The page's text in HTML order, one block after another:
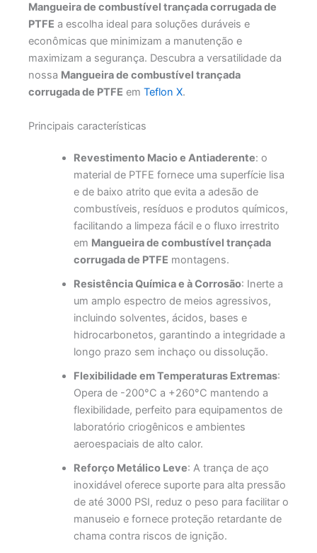
Mangueira de combustível trançada corrugada de
PTFE a escolha ideal para soluções duráveis e
econômicas que minimizam a manutenção e
maximizam a segurança. Descubra a versatilidade da
nossa Mangueira de combustível trançada
corrugada de PTFE em Teflon X.
Principais características
Revestimento Macio e Antiaderente: o
material de PTFE fornece uma superfície lisa
e de baixo atrito que evita a adesão de
combustíveis, resíduos e produtos químicos,
facilitando a limpeza fácil e o fluxo irrestrito
em Mangueira de combustível trançada
corrugada de PTFE montagens.
Resistência Química e à Corrosão: Inerte a
um amplo espectro de meios agressivos,
incluindo solventes, ácidos, bases e
hidrocarbonetos, garantindo a integridade a
longo prazo sem inchaço ou dissolução.
Flexibilidade em Temperaturas Extremas:
Opera de -200°C a +260°C mantendo a
flexibilidade, perfeito para equipamentos de
laboratório criogênicos e ambientes
aeroespaciais de alto calor.
Reforço Metálico Leve: A trança de aço
inoxidável oferece suporte para alta pressão
de até 3000 PSI, reduz o peso para facilitar o
manuseio e fornece proteção retardante de
chama contra riscos de ignição.